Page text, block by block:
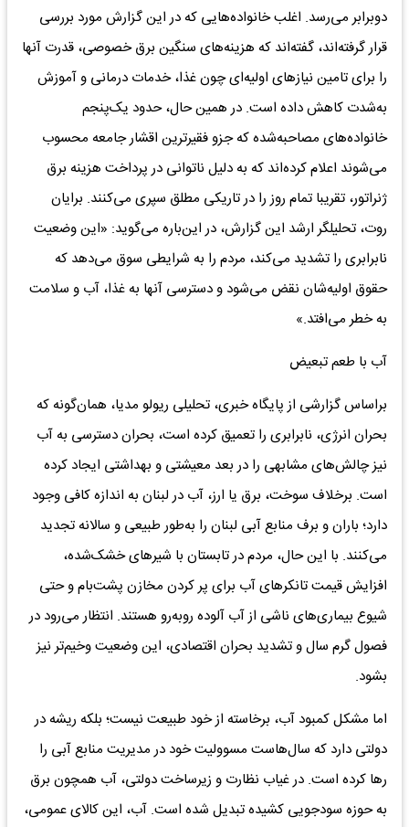
دوبرابر می‌رسد. اغلب خانواده‌هایی که در این گزارش مورد بررسی
قرار گرفته‌اند، گفته‌اند که هزینه‌های سنگین برق خصوصی، قدرت آنها
را برای تامین نیازهای اولیه‌ای چون غذا، خدمات درمانی و آموزش
به‌شدت کاهش داده است. در همین حال، حدود یک‌پنجم
خانواده‌های مصاحبه‌شده که جزو فقیرترین اقشار جامعه محسوب
می‌شوند اعلام کرده‌اند که به دلیل ناتوانی در پرداخت هزینه‌ برق
ژنراتور، تقریبا تمام روز را در تاریکی مطلق سپری می‌کنند. برایان
روت، تحلیلگر ارشد این گزارش، در این‌باره می‌گوید: «این وضعیت
نابرابری را تشدید می‌کند، مردم را به شرایطی سوق می‌دهد که
حقوق اولیه‌شان نقض می‌شود و دسترسی آنها به غذا، آب و سلامت
به خطر می‌افتد.»
آب با طعم تبعیض
براساس گزارشی از پایگاه خبری، تحلیلی ریولو مدیا، همان‌گونه که
بحران انرژی، نابرابری را تعمیق کرده است، بحران دسترسی به آب
نیز چالش‌های مشابهی را در بعد معیشتی و بهداشتی ایجاد کرده
است. برخلاف سوخت، برق یا ارز، آب در لبنان به اندازه کافی وجود
دارد؛ باران و برف منابع آبی لبنان را به‌طور طبیعی و سالانه تجدید
می‌کنند. با این حال، مردم در تابستان با شیرهای خشک‌شده،
افزایش قیمت تانکرهای آب برای پر کردن مخازن پشت‌بام و حتی
شیوع بیماری‌های ناشی از آب آلوده روبه‌رو هستند. انتظار می‌رود در
فصول گرم سال و تشدید بحران اقتصادی، این وضعیت وخیم‌تر نیز
بشود.
اما مشکل کمبود آب، برخاسته از خود طبیعت نیست؛ بلکه ریشه در
دولتی دارد که سال‌هاست مسوولیت خود در مدیریت منابع آبی را
رها کرده است. در غیاب نظارت و زیرساخت دولتی، آب همچون برق
به حوزه سودجویی کشیده تبدیل شده است. آب، این کالای عمومی،